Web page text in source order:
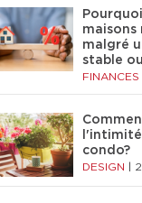
maisons
malgré
stable
FINANCES
condo?
DESIGN